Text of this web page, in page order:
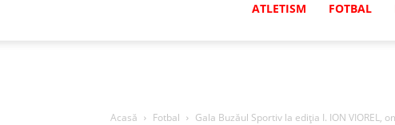
ATLETISM FOTBAL
Acasă Fotbal Gala Buzăul Sportiv la ediţia I. ION VIOREL,